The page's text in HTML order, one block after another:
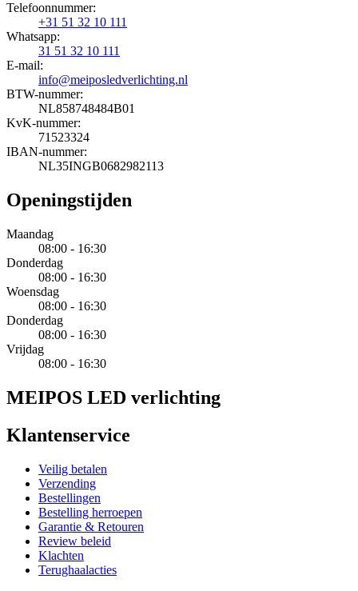
Telefoonnummer:
+31 51 32 10 111
Whatsapp:
31 51 32 10 111
E-mail:
info@meiposledverlichting.nl
BTW-nummer:
NL858748484B01
KvK-nummer:
71523324
IBAN-nummer:
NL35INGB0682982113
Openingstijden
Maandag
08:00 - 16:30
Donderdag
08:00 - 16:30
Woensdag
08:00 - 16:30
Donderdag
08:00 - 16:30
Vrijdag
08:00 - 16:30
MEIPOS LED verlichting
Klantenservice
Veilig betalen
Verzending
Bestellingen
Bestelling herroepen
Garantie & Retouren
Review beleid
Klachten
Terughaalacties